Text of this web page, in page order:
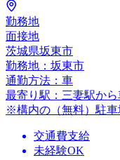
勤務地
面接地
茨城県坂東市
勤務地：坂東市
通勤方法：車
最寄り駅：三妻駅から
※構内の（無料）駐車
交通費支給
未経験OK